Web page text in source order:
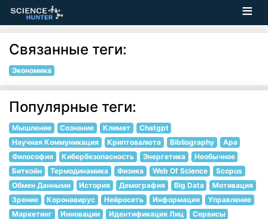
Связанные теги:
Экономика
Популярные теги:
Мышление Сознание Климат
Chatgpt
Научная Коммуникация
Криптовалюта Bibliography
Apa
Философия
Кибербезопасность Энергетика
Необычное
Биткойн
Термодинамика Физика Web Of Science
Scopus
Обмен Данными
История Демография Big Data
Мотивация
Зрение
Коронавирус Нейросеть Информация
Управление
Маркетинг
Инновации Идентификация Лиц
Сервисы